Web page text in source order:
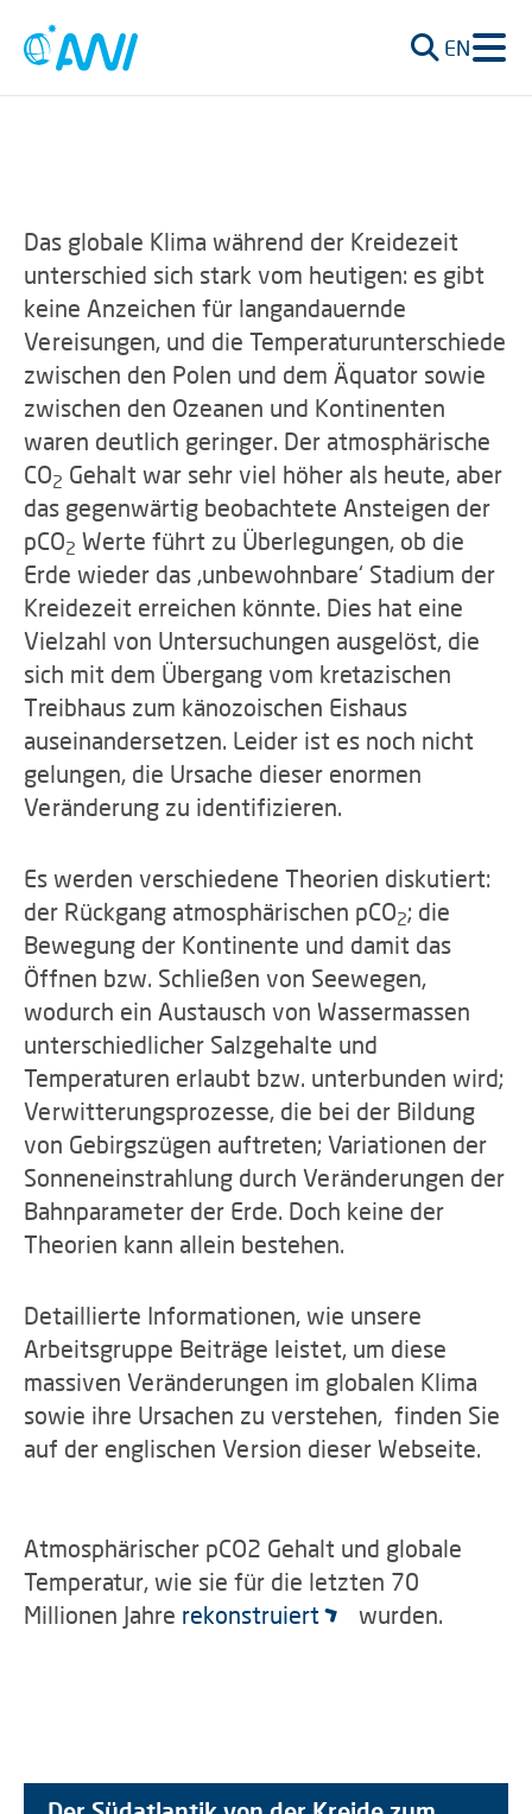
EN
Das globale Klima während der Kreidezeit
unterschied sich stark vom heutigen: es gibt
keine Anzeichen für langandauernde
Vereisungen, und die Temperaturunterschiede
zwischen den Polen und dem Äquator sowie
zwischen den Ozeanen und Kontinenten
waren deutlich geringer. Der atmosphärische
CO2 Gehalt war sehr viel höher als heute, aber
das gegenwärtig beobachtete Ansteigen der
pCO2 Werte führt zu Überlegungen, ob die
Erde wieder das ‚unbewohnbare‘ Stadium der
Kreidezeit erreichen könnte. Dies hat eine
Vielzahl von Untersuchungen ausgelöst, die
sich mit dem Übergang vom kretazischen
Treibhaus zum känozoischen Eishaus
auseinandersetzen. Leider ist es noch nicht
gelungen, die Ursache dieser enormen
Veränderung zu identifizieren.
Es werden verschiedene Theorien diskutiert:
der Rückgang atmosphärischen pCO2; die
Bewegung der Kontinente und damit das
Öffnen bzw. Schließen von Seewegen,
wodurch ein Austausch von Wassermassen
unterschiedlicher Salzgehalte und
Temperaturen erlaubt bzw. unterbunden wird;
Verwitterungsprozesse, die bei der Bildung
von Gebirgszügen auftreten; Variationen der
Sonneneinstrahlung durch Veränderungen der
Bahnparameter der Erde. Doch keine der
Theorien kann allein bestehen.
Detaillierte Informationen, wie unsere
Arbeitsgruppe Beiträge leistet, um diese
massiven Veränderungen im globalen Klima
sowie ihre Ursachen zu verstehen, finden Sie
auf der englischen Version dieser Webseite.
Atmosphärischer pCO2 Gehalt und globale
Temperatur, wie sie für die letzten 70
Millionen Jahre rekonstruiert wurden.